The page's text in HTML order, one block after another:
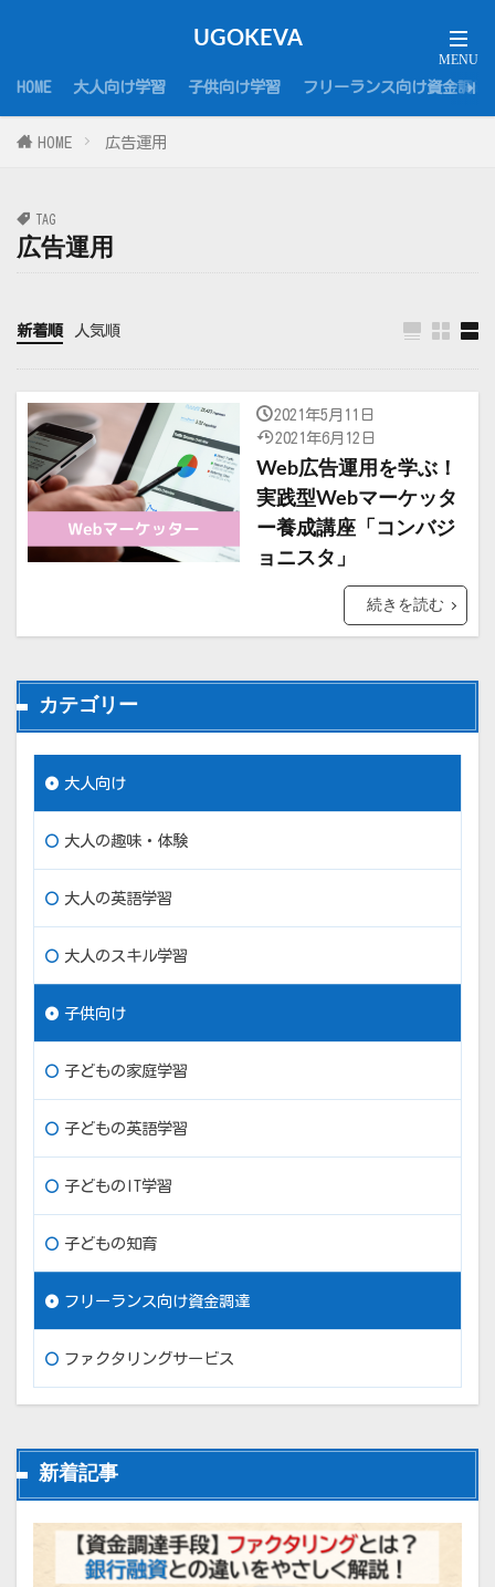
UGOKEVA
HOME 大人向け学習 子供向け学習 フリーランス向け資金調達
HOME 広告運用
TAG
広告運用
新着順 人気順
2021年5月11日
2021年6月12日
Web広告運用を学ぶ！
実践型Webマーケッタ
ー養成講座「コンバジ
ョニスタ」
続きを読む
カテゴリー
大人向け
大人の趣味・体験
大人の英語学習
大人のスキル学習
子供向け
子どもの家庭学習
子どもの英語学習
子どものIT学習
子どもの知育
フリーランス向け資金調達
ファクタリングサービス
新着記事